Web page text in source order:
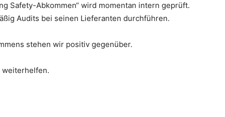
Safety-Abkommen“ wird momentan intern geprüft.
Audits bei seinen Lieferanten durchführen.
stehen wir positiv gegenüber.
weiterhelfen.